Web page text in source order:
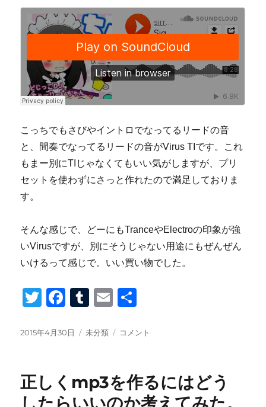
こっちでもさびやイントロでなってるリードの音
と、間奏でなってるリードの音がVirus TIです。これ
もまー別にTIじゃなくてもいい気がしますが、プリ
セットを使わずにさっと作れたので満足しておりま
す。
そんな感じで、どーにもTranceやElectroの印象が強
いVirusですが、別にそうじゃない用途にもぜんぜん
いけるって感じで。いい買い物でした。
T
tt
F
c
b
o
T
m
r
E
ail
投
2015年4月30日
カ
ー
未分類
elektron
Virus
TI
コメント
正しくmp3を作るにはどう
したらいいのか考えてみた。